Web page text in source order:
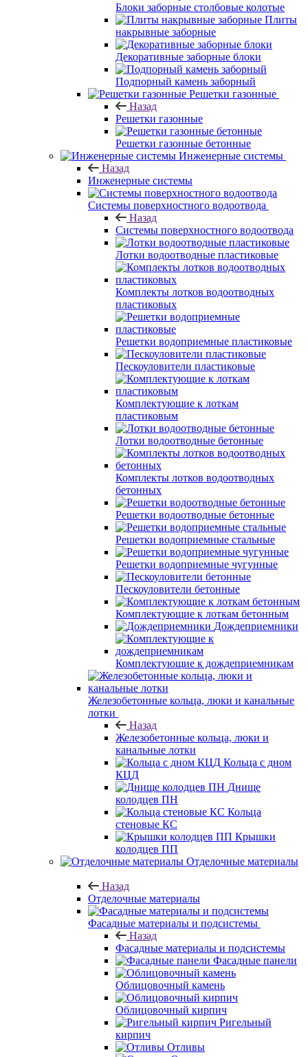
Блоки заборные столбовые колотые
Плиты
накрывные заборные
Декоративные заборные блоки
Подпорный камень заборный
Решетки газонные
Назад
Решетки газонные
Решетки газонные бетонные
Инженерные системы
Назад
Инженерные системы
Системы поверхностного водоотвода
Назад
Системы поверхностного водоотвода
Лотки водоотводные пластиковые
Комплекты лотков водоотводных
пластиковых
Решетки водоприемные пластиковые
Пескоуловители пластиковые
Комплектующие к лоткам
пластиковым
Лотки водоотводные бетонные
Комплекты лотков водоотводных
бетонных
Решетки водоотводные бетонные
Решетки водоприемные стальные
Решетки водоприемные чугунные
Пескоуловители бетонные
Комплектующие к лоткам бетонным
Дождеприемники
Комплектующие к дождеприемникам
Железобетонные кольца, люки и канальные
лотки
Назад
Железобетонные кольца, люки и
канальные лотки
Кольца с дном
КЦД
Днище
колодцев ПН
Кольца
стеновые КС
Крышки
колодцев ПП
Отделочные материалы
Назад
Отделочные материалы
Фасадные материалы и подсистемы
Назад
Фасадные материалы и подсистемы
Фасадные панели
Облицовочный камень
Облицовочный кирпич
Ригельный
кирпич
Отливы